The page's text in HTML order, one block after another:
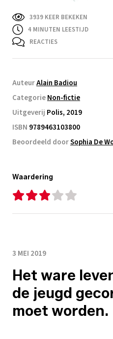
3939 KEER BEKEKEN
4 MINUTEN LEESTIJD
REACTIES
AuteurAlain Badiou
CategorieNon-fictie
Uitgeverij Polis, 2019
ISBN 9789463103800
Beoordeeld doorSophia De
Waardering
3 MEI 2019
Het ware
de jeugd
moet worden.